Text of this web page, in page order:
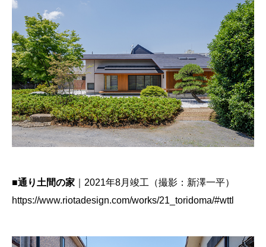
■通り土間の家 ｜2021年8月竣工（撮影：新澤一平）
https://www.riotadesign.com/works/21_toridoma/#wttl